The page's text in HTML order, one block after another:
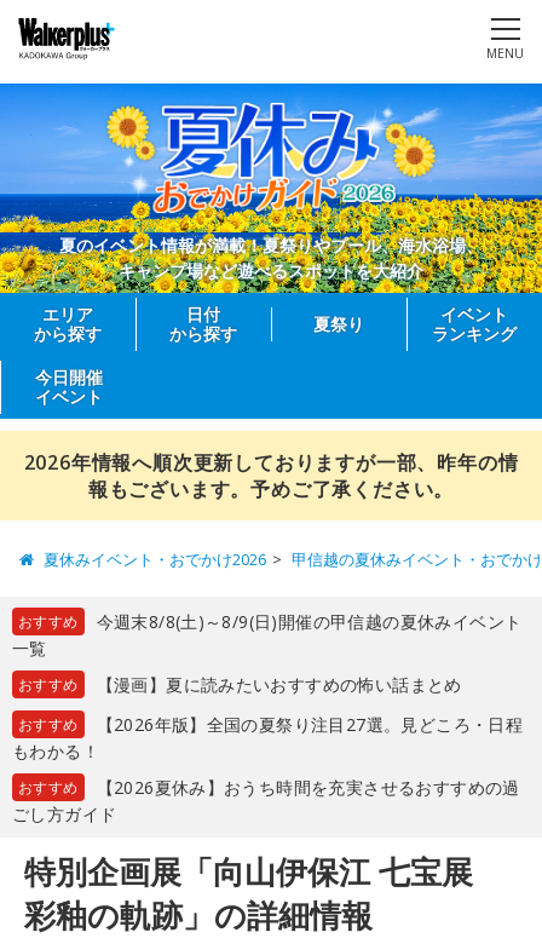
MENU
夏のイベント情報が満載！夏祭りやプール、海水浴場、
キャンプ場など遊べるスポットを大紹介
エリア
から探す
日付
から探す
夏祭り
イベント
ランキング
今日開催
イベント
2026年情報へ順次更新しておりますが一部、昨年の情
報もございます。予めご了承ください。
夏休みイベント・おでかけ2026 甲信越の夏休みイベント・おでか
おすすめ
今週末8/8(土)～8/9(日)開催の甲信越の夏休みイベント
一覧
おすすめ 【漫画】夏に読みたいおすすめの怖い話まとめ
おすすめ
【2026年版】全国の夏祭り注目27選。見どころ・日程
もわかる！
おすすめ
【2026夏休み】おうち時間を充実させるおすすめの過
ごし方ガイド
特別企画展「向山伊保江 七宝展
彩釉の軌跡」の詳細情報